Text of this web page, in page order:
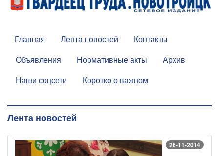
Главная Лента новостей
Контакты
Объявления
Нормативные акты
Архив
Наши соцсети
Коротко о важном
Лента новостей
26-11-2014